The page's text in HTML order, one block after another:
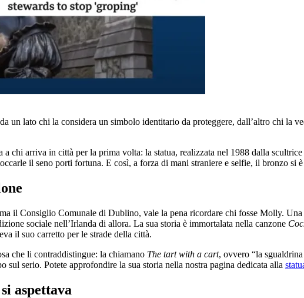
un lato chi la considera un simbolo identitario da proteggere, dall’altro chi la
a chi arriva in città per la prima volta: la statua, realizzata nel 1988 dalla scultrice
il seno porti fortuna. E così, a forza di mani straniere e selfie, il bronzo
il Consiglio Comunale di Dublino, vale la pena ricordare chi fosse Molly.
sociale nell’Irlanda di allora. La sua storia è immortalata nella canzone
il suo carretto per le strade della città.
che li contraddistingue: la chiamano The tart with a cart, ovvero “la
sul serio. Potete approfondire la sua storia nella nostra pagina dedicata alla
aspettava